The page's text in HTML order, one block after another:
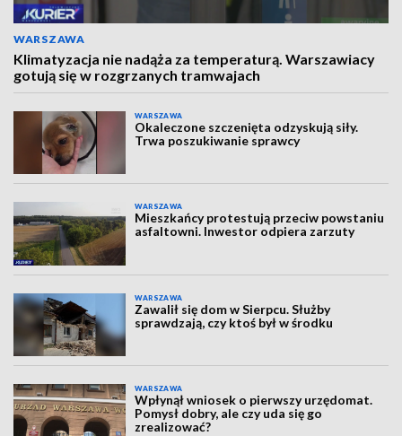
WARSZAWA
Klimatyzacja nie nadąża za temperaturą. Warszawiacy
gotują się w rozgrzanych tramwajach
WARSZAWA
Okaleczone szczenięta odzyskują siły.
Trwa poszukiwanie sprawcy
WARSZAWA
Mieszkańcy protestują przeciw powstaniu
asfaltowni. Inwestor odpiera zarzuty
WARSZAWA
Zawalił się dom w Sierpcu. Służby
sprawdzają, czy ktoś był w środku
WARSZAWA
Wpłynął wniosek o pierwszy urzędomat.
Pomysł dobry, ale czy uda się go
zrealizować?